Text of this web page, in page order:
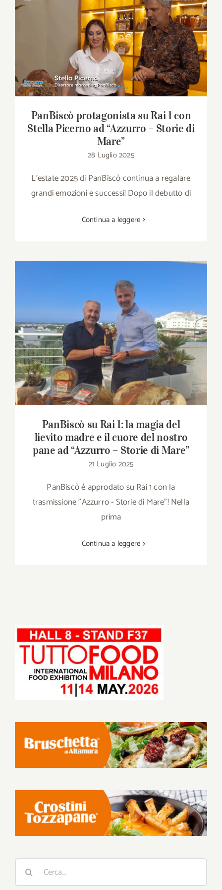
Download
Contatti
SHOP
PanBiscò protagonista su Rai 1 con Stella
Picerno ad “Azzurro – Storie di Mare”
PanBiscò protagonista su Rai 1 con
Stella Picerno ad “Azzurro – Storie di
Mare”
28 Luglio 2025
L'estate 2025 di PanBiscò continua a regalare
grandi emozioni e successi! Dopo il debutto di
Continua a leggere
PanBiscò su Rai 1: la magia del lievito madre
e il cuore del nostro pane ad “Azzurro –
Storie di Mare”
PanBiscò su Rai 1: la magia del
lievito madre e il cuore del nostro
pane ad “Azzurro – Storie di Mare”
21 Luglio 2025
PanBiscò è approdato su Rai 1 con la
trasmissione "Azzurro - Storie di Mare"! Nella
prima
Continua a leggere
Cerca